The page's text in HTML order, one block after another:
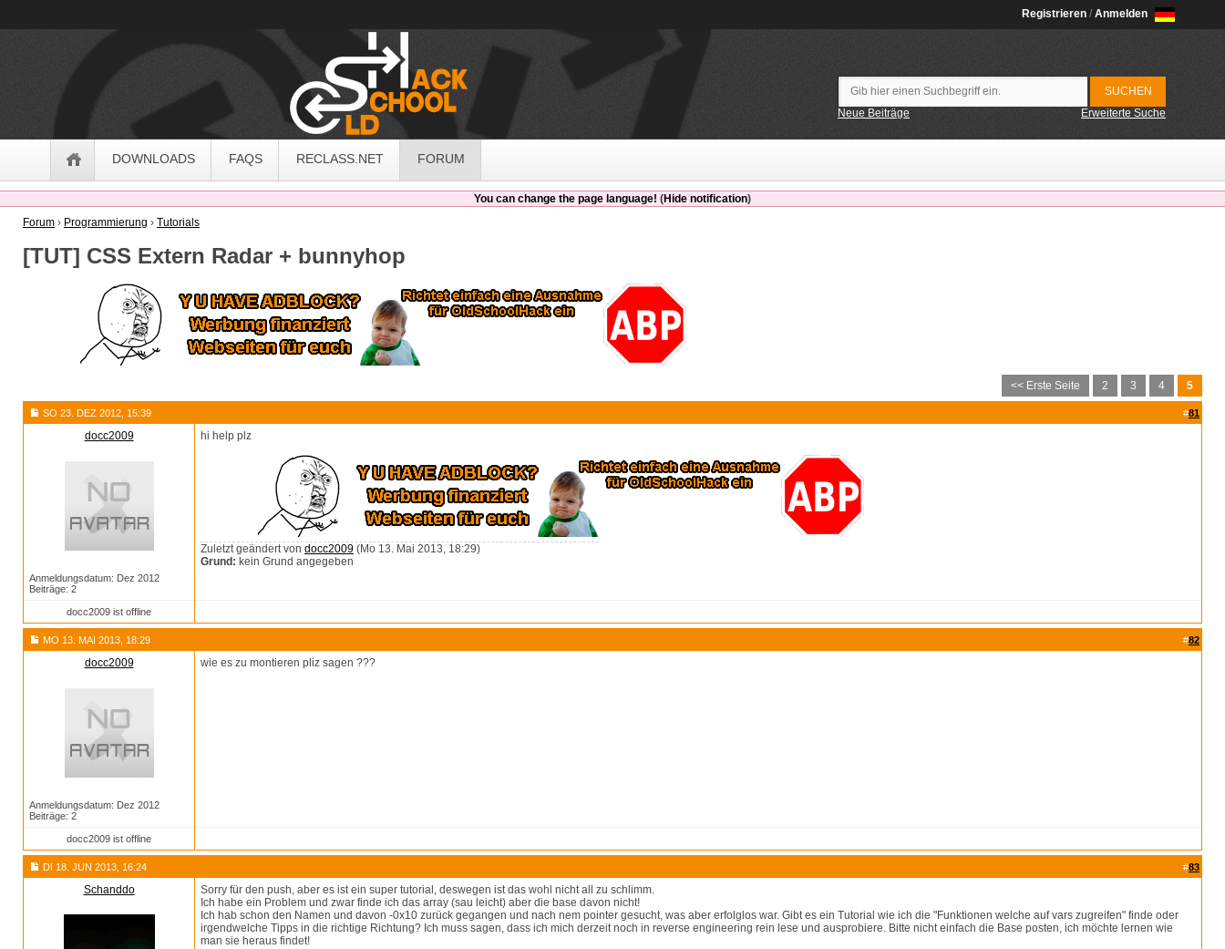
Registrieren / Anmelden
Neue Beiträge Erweiterte Suche
DOWNLOADS FAQS RECLASS.NET FORUM
You can change the page language! (Hide notification)
Forum › Programmierung › Tutorials
[TUT] CSS Extern Radar + bunnyhop
<< Erste Seite 2 3 4 5
SO 23. DEZ 2012, 15:39 #81
docc2009
Anmeldungsdatum: Dez 2012
Beiträge: 2
hi help plz
Zuletzt geändert von docc2009 (Mo 13. Mai 2013, 18:29)
Grund: kein Grund angegeben
docc2009 ist offline
MO 13. MAI 2013, 18:29 #82
docc2009
Anmeldungsdatum: Dez 2012
Beiträge: 2
wie es zu montieren pliz sagen ???
docc2009 ist offline
DI 18. JUN 2013, 16:24 #83
Schanddo
Sorry für den push, aber es ist ein super tutorial, deswegen ist das wohl nicht all zu schlimm.
Ich habe ein Problem und zwar finde ich das array (sau leicht) aber die base davon nicht!
Ich hab schon den Namen und davon -0x10 zurück gegangen und nach nem pointer gesucht, was aber erfolglos war. Gibt es ein Tutorial wie ich die "Funktionen welche auf vars zugreifen" finde oder
irgendwelche Tipps in die richtige Richtung? Ich muss sagen, dass ich mich derzeit noch in reverse engineering rein lese und ausprobiere. Bitte nicht einfach die Base posten, ich möchte lernen wie
man sie heraus findet!